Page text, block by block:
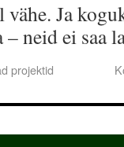
Ja
neid ei saa
projektid